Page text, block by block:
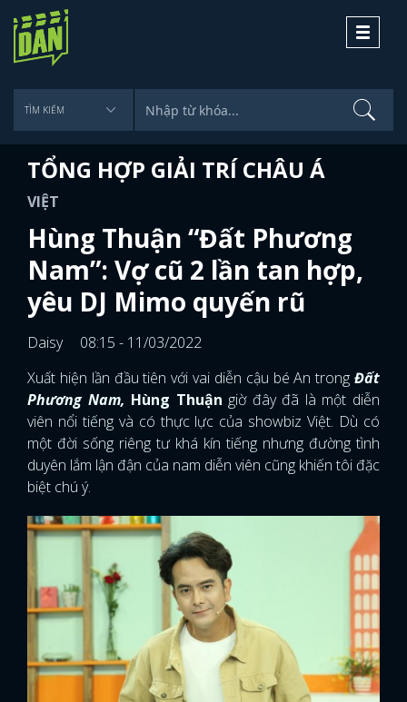
Toggle
TỔNG HỢP GIẢI TRÍ CHÂU Á
VIỆT
Hùng Thuận “Đất Phương
Nam”: Vợ cũ 2 lần tan hợp,
yêu DJ Mimo quyến rũ
Daisy
08:15 - 11/03/2022
Xuất hiện lần đầu tiên với vai diễn cậu bé An trong Đất
Phương Nam, Hùng Thuận giờ đây đã là một diễn
viên nổi tiếng và có thực lực của showbiz Việt. Dù có
một đời sống riêng tư khá kín tiếng nhưng đường tình
duyên lắm lận đận của nam diễn viên cũng khiến tôi đặc
biệt chú ý.